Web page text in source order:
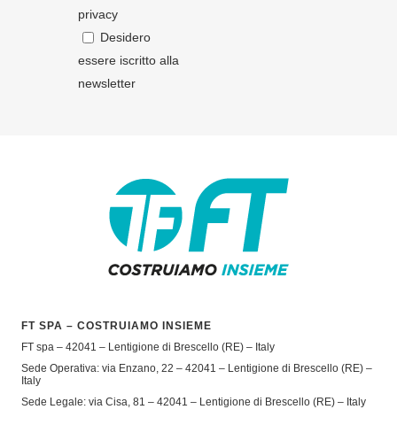
privacy
Desidero
essere iscritto alla
newsletter
FT SPA – COSTRUIAMO INSIEME
FT spa – 42041 – Lentigione di Brescello (RE) – Italy
Sede Operativa: via Enzano, 22 – 42041 – Lentigione di Brescello (RE) –
Italy
Sede Legale: via Cisa, 81 – 42041 – Lentigione di Brescello (RE) – Italy